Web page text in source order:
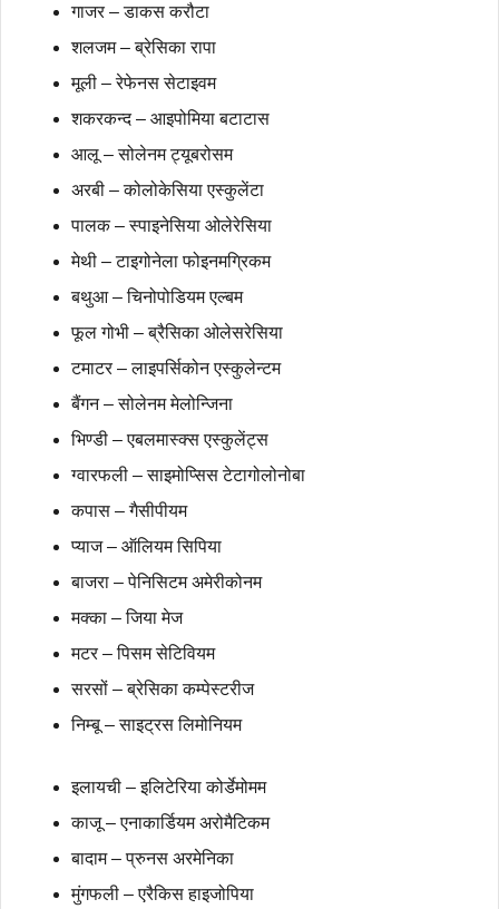
गाजर – डाकस करौटा
शलजम – ब्रेसिका रापा
मूली – रेफेनस सेटाइवम
शकरकन्द – आइपोमिया बटाटास
आलू – सोलेनम ट्यूबरोसम
अरबी – कोलोकेसिया एस्कुलेंटा
पालक – स्पाइनेसिया ओलेरेसिया
मेथी – टाइगोनेला फोइनमग्रिकम
बथुआ – चिनोपोडियम एल्बम
फूल गोभी – ब्रैसिका ओलेसरेसिया
टमाटर – लाइपर्सिकोन एस्कुलेन्टम
बैंगन – सोलेनम मेलोन्जिना
भिण्डी – एबलमास्क्स एस्कुलेंट्स
ग्वारफली – साइमोप्सिस टेटागोलोनोबा
कपास – गैसीपीयम
प्याज – ऑलियम सिपिया
बाजरा – पेनिसिटम अमेरीकोनम
मक्का – जिया मेज
मटर – पिसम सेटिवियम
सरसों – ब्रेसिका कम्पेस्टरीज
निम्बू – साइट्रस लिमोनियम
इलायची – इलिटेरिया कोर्डेमोमम
काजू – एनाकार्डियम अरोमैटिकम
बादाम – प्रुनस अरमेनिका
मुंगफली – एरैकिस हाइजोपिया